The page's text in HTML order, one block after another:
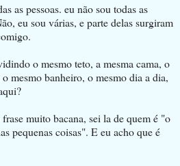
as pessoas. eu não sou todas as
eu sou várias, e parte delas surgiram
o mesmo teto, a mesma cama, o
mesmo banheiro, o mesmo dia a dia,
muito bacana, sei la de quem é "o
pequenas coisas". E eu acho que é